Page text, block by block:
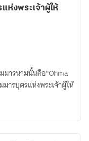
ห่งพระเจ้าผู้ให้
มารนามนั้นคือ"Ohma
ารบุตรแห่งพระเจ้าผู้ให้